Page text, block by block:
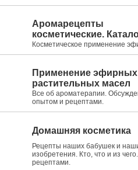
Аромарецепты
косметические.
Косметическое применение
Применение эфирных
растительных масел
Все об ароматерапии.
опытом и рецептами.
Домашняя косметика
Рецепты наших бабушек и
изобретения. Кто, что и из
рецептами.